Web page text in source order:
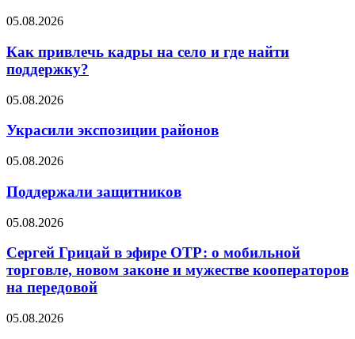
05.08.2026
Как привлечь кадры на село и где найти
поддержку?
05.08.2026
Украсили экспозиции районов
05.08.2026
Поддержали защитников
05.08.2026
Сергей Грицай в эфире ОТР: о мобильной
торговле, новом законе и мужестве кооператоров
на передовой
05.08.2026